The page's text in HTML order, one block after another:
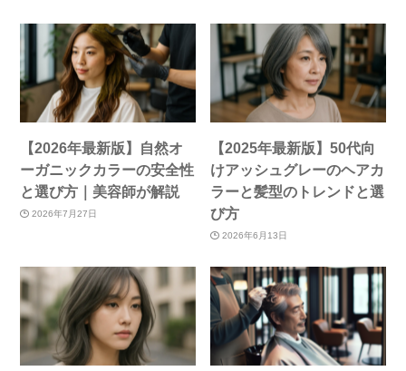
【2026年最新版】自然オ
ーガニックカラーの安全性
と選び方｜美容師が解説
2026年7月27日
【2025年最新版】50代向
けアッシュグレーのヘアカ
ラーと髪型のトレンドと選
び方
2026年6月13日